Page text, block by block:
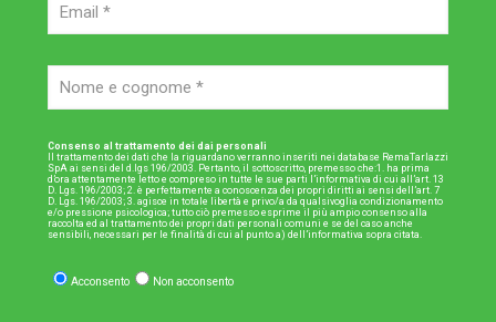
Consenso al trattamento dei dai personali
Il trattamento dei dati che la riguardano verranno inseriti nei database RemaTarlazzi
SpA ai sensi del d.lgs 196/2003. Pertanto, il sottoscritto, premesso che:1. ha prima
d’ora attentamente letto e compreso in tutte le sue parti l’informativa di cui all’art. 13
D. Lgs. 196/2003; 2. è perfettamente a conoscenza dei propri diritti ai sensi dell’art. 7
D. Lgs. 196/2003; 3. agisce in totale libertà e privo/a da qualsivoglia condizionamento
e/o pressione psicologica; tutto ciò premesso esprime il più ampio consenso alla
raccolta ed al trattamento dei propri dati personali comuni e se del caso anche
sensibili, necessari per le finalità di cui al punto a) dell’informativa sopra citata.
Acconsento Non acconsento